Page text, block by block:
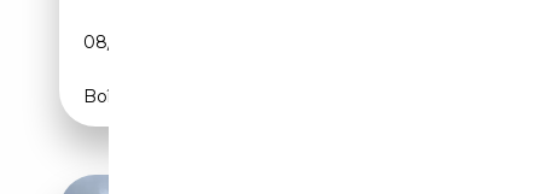
08/2008
Boîte automatique